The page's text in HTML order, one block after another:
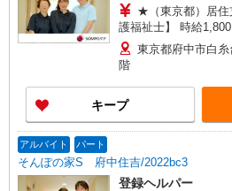
★（東京都）居住支
護福祉士】 時給1,800円 ◎週20時間以上勤務（社
保加入者）の場合は時給1,850円
給2,100円〜 【実務者研修・初任者研修（ヘルパ
ー1級・2級）】 時給1,720円 ◎週20時間以上勤務
（社保加入者）の場合は
日：時給2,020円〜 ◎身体介助、生活援助が同時
給 ◎キャンセル手当：
＋50円（再入社者は除
東京都府中市白
階
キープ
アルバイト パート
そんぽの家S 府中住吉/2022bc3
登録ヘルパー